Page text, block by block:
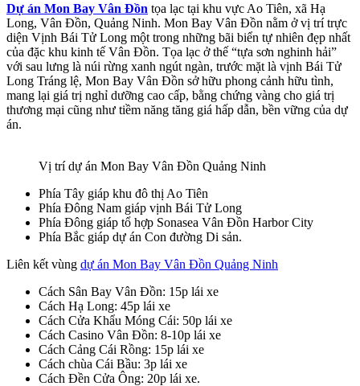
Dự án Mon Bay Vân Đồn tọa lạc tại khu vực Ao Tiên, xã Hạ
Long, Vân Đồn, Quảng Ninh. Mon Bay Vân Đồn nằm ở vị trí trực
diện Vịnh Bái Tử Long một trong những bãi biển tự nhiên đẹp nhất
của đặc khu kinh tế Vân Đồn. Tọa lạc ở thế “tựa sơn nghinh hải”
với sau lưng là núi rừng xanh ngút ngàn, trước mặt là vịnh Bái Tử
Long Tráng lệ, Mon Bay Vân Đồn sở hữu phong cảnh hữu tình,
mang lại giá trị nghỉ dưỡng cao cấp, bằng chứng vàng cho giá trị
thương mại cũng như tiềm năng tăng giá hấp dẫn, bền vững của dự
án.
Vị trí dự án Mon Bay Vân Đồn Quảng Ninh
Phía Tây giáp khu đô thị Ao Tiên
Phía Đông Nam giáp vịnh Bái Tử Long
Phía Đông giáp tổ hợp Sonasea Vân Đồn Harbor City
Phía Bắc giáp dự án Con đường Di sản.
Liên kết vùng dự án Mon Bay Vân Đồn Quảng Ninh
Cách Sân Bay Vân Đồn: 15p lái xe
Cách Hạ Long: 45p lái xe
Cách Cửa Khẩu Móng Cái: 50p lái xe
Cách Casino Vân Đồn: 8-10p lái xe
Cách Cảng Cái Rồng: 15p lái xe
Cách chùa Cái Bầu: 3p lái xe
Cách Đền Cửa Ông: 20p lái xe.